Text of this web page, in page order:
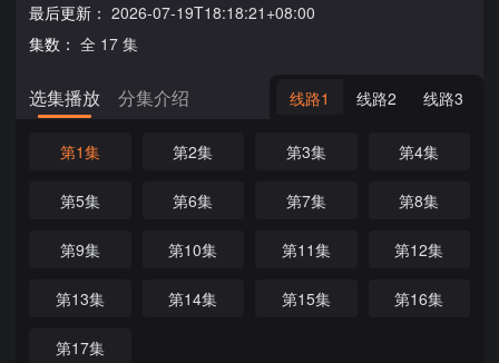
最后更新： 2026-07-19T18:18:21+08:00
集数： 全 17 集
选集播放 分集介绍 线路1 线路2 线路3
第1集 第2集 第3集 第4集
第5集 第6集 第7集 第8集
第9集 第10集 第11集 第12集
第13集 第14集 第15集 第16集
第17集